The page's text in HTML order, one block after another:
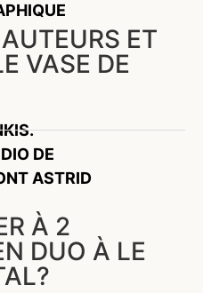
ET
VASE DE
DE
ASTRID
À 2
DUO À LE